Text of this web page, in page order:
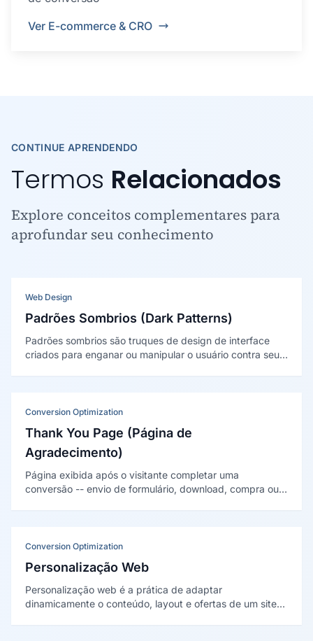
Ver E-commerce & CRO
CONTINUE APRENDENDO
Termos Relacionados
Explore conceitos complementares para
aprofundar seu conhecimento
Web Design
Padrões Sombrios (Dark Patterns)
Padrões sombrios são truques de design de interface
criados para enganar ou manipular o usuário contra seu
Conversion Optimization
Thank You Page (Página de
Agradecimento)
Página exibida após o visitante completar uma
conversão -- envio de formulário, download, compra ou
Conversion Optimization
Personalização Web
Personalização web é a prática de adaptar
dinamicamente o conteúdo, layout e ofertas de um site